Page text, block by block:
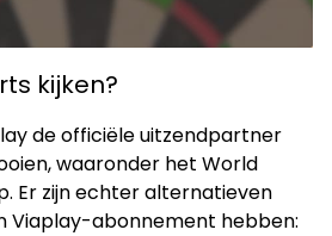
kijken?
de officiële uitzendpartner
waaronder het World
Er zijn echter alternatieven
Viaplay-abonnement hebben: